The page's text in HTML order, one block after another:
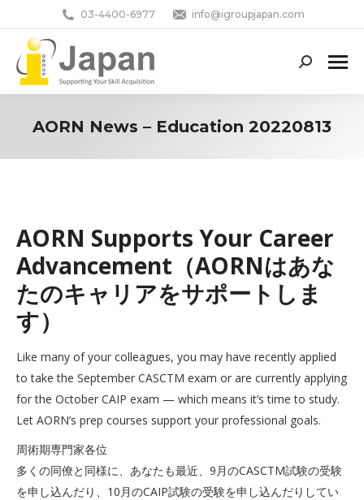
03-4400-6977 info@igroupjapan.com
Search:
AORN News – Education 20220813
AORN Supports Your Career
Advancement（AORNはあな
たのキャリアをサポートしま
す）
Like many of your colleagues, you may have recently applied
to take the September CASCTM exam or are currently applying
for the October CAIP exam — which means it’s time to study.
Let AORN’s prep courses support your professional goals.
周術期専門家各位
多くの同僚と同様に、あなたも最近、9月のCASCTM試験の受験
を申し込んだり、10月のCAIP試験の受験を申し込んだりしてい